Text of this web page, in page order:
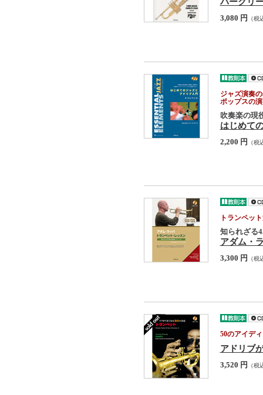
3,080 円 （税
ジャズ演奏
ポップスの
吹奏楽の現
はじめて
2,200 円 （税
トランペッ
知られざる
アダム・
3,300 円 （税
50のアイデ
アドリブ
3,520 円 （税